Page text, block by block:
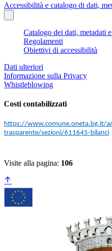
Accessibilità e catalogo di dati,
Catalogo dei dati, metadati
Regolamenti
Obiettivi di accessibilità
Dati ulteriori
Informazione sulla Privacy
Whistleblowing
Costi contabilizzati
https://www.comune.oneta.bg.it/
trasparente/sezioni/611645-bilanci
Visite alla pagina: 106